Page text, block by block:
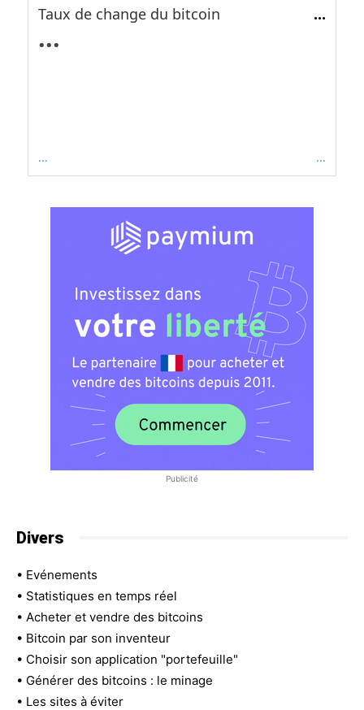
Taux de change du bitcoin ...
...
... ...
Publicité
Divers
• Evénements
• Statistiques en temps réel
• Acheter et vendre des bitcoins
• Bitcoin par son inventeur
• Choisir son application "portefeuille"
• Générer des bitcoins : le minage
• Les sites à éviter